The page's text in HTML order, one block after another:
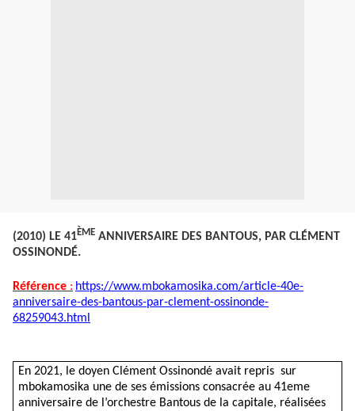
(2010) LE 41ÈME ANNIVERSAIRE DES BANTOUS, PAR CLÉMENT
OSSINONDÉ.
Référence : https://www.mbokamosika.com/article-40e-
anniversaire-des-bantous-par-clement-ossinonde-
68259043.html
En 2021, le doyen Clément Ossinondé avait repris sur
mbokamosika une de ses émissions consacrée au 41eme
anniversaire de l’orchestre Bantous de la capitale, réalisées